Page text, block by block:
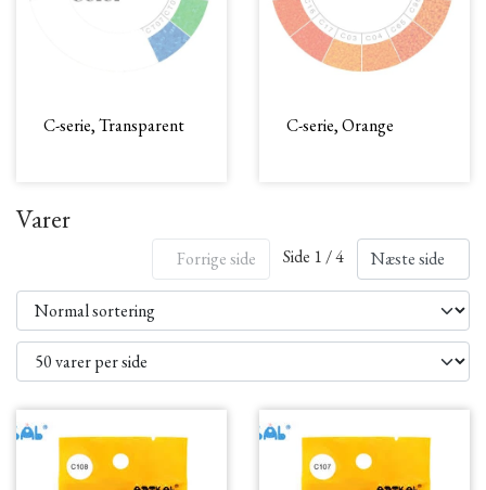
C-serie, Transparent C-serie, Orange
Varer
Forrige side Side 1 / 4 Næste side